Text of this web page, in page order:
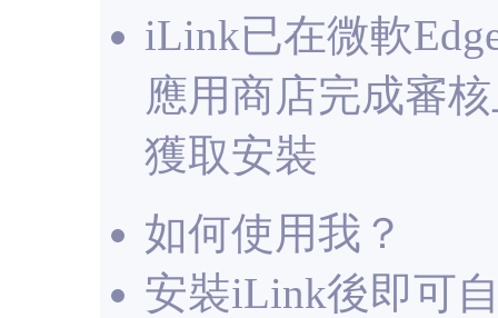
iLink已在微軟
應用商店完成審
獲取安裝
如何使用我？
安裝iLink後即可